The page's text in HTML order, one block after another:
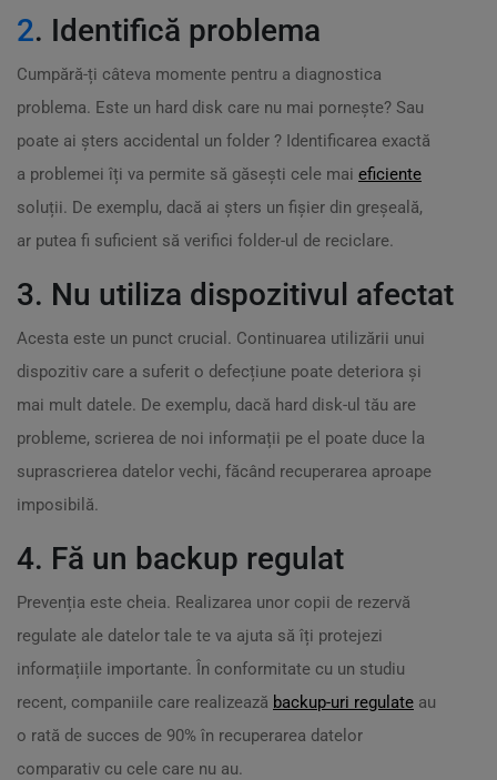
2. Identifică problema
Cumpără-ți câteva momente pentru a diagnostica
problema. Este un hard disk care nu mai pornește? Sau
poate ai șters accidental un folder ? Identificarea exactă
a problemei îți va permite să găsești cele mai eficiente
soluții. De exemplu, dacă ai șters un fișier din greșeală,
ar putea fi suficient să verifici folder-ul de reciclare.
3. Nu utiliza dispozitivul afectat
Acesta este un punct crucial. Continuarea utilizării unui
dispozitiv care a suferit o defecțiune poate deteriora și
mai mult datele. De exemplu, dacă hard disk-ul tău are
probleme, scrierea de noi informații pe el poate duce la
suprascrierea datelor vechi, făcând recuperarea aproape
imposibilă.
4. Fă un backup regulat
Prevenția este cheia. Realizarea unor copii de rezervă
regulate ale datelor tale te va ajuta să îți protejezi
informațiile importante. În conformitate cu un studiu
recent, companiile care realizează backup-uri regulate au
o rată de succes de 90% în recuperarea datelor
comparativ cu cele care nu au.